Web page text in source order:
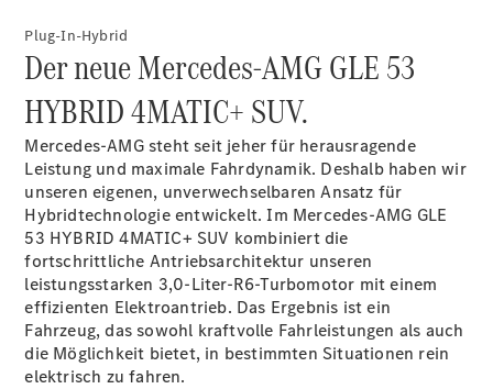
Anbieter/Datenschutz
Plug-In-Hybrid
Der neue Mercedes-AMG GLE 53
HYBRID 4MATIC+ SUV.
Mercedes-AMG steht seit jeher für herausragende
Leistung und maximale Fahrdynamik. Deshalb haben wir
unseren eigenen, unverwechselbaren Ansatz für
Hybridtechnologie entwickelt. Im Mercedes-AMG GLE
53 HYBRID 4MATIC+ SUV kombiniert die
fortschrittliche Antriebsarchitektur unseren
leistungsstarken 3,0-Liter-R6-Turbomotor mit einem
effizienten Elektroantrieb. Das Ergebnis ist ein
Fahrzeug, das sowohl kraftvolle Fahrleistungen als auch
die Möglichkeit bietet, in bestimmten Situationen rein
elektrisch zu fahren.